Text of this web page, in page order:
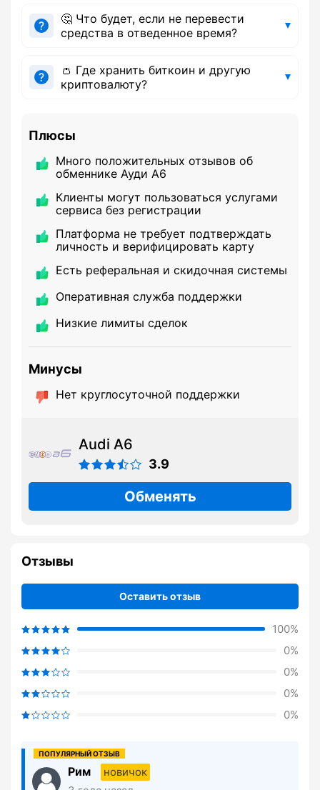
🤔 Что будет, если не перевести
средства в отведенное время?
👛 Где хранить биткоин и другую
криптовалюту?
Плюсы
Много положительных отзывов об
обменнике Ауди А6
Клиенты могут пользоваться услугами
сервиса без регистрации
Платформа не требует подтверждать
личность и верифицировать карту
Есть реферальная и скидочная системы
Оперативная служба поддержки
Низкие лимиты сделок
Минусы
Нет круглосуточной поддержки
Audi A6
3.9
Обменять
Отзывы
Оставить отзыв
100%
0%
0%
0%
0%
Рим
новичок